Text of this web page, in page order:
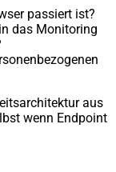
passiert ist?
das Monitoring
aus
wenn Endpoint